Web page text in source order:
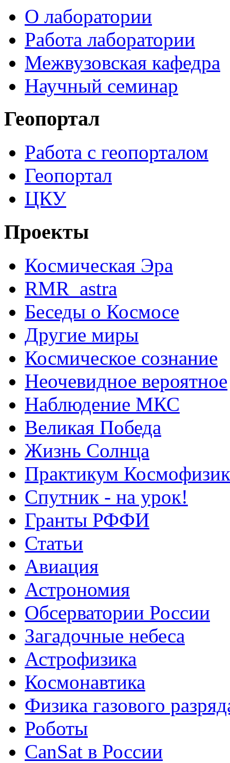
О лаборатории
Работа лаборатории
Межвузовская кафедра
Научный семинар
Геопортал
Работа с геопорталом
Геопортал
ЦКУ
Проекты
Космическая Эра
RMR_astra
Беседы о Космосе
Другие миры
Космическое сознание
Неочевидное вероятное
Наблюдение МКС
Великая Победа
Жизнь Солнца
Практикум
Спутник - на урок!
Гранты РФФИ
Статьи
Авиация
Астрономия
Обсерватории России
Загадочные небеса
Астрофизика
Космонавтика
Физика газового
Роботы
CanSat в России